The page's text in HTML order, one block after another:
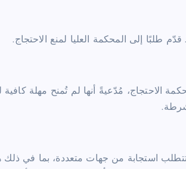
إلى المحكمة العليا لمنع الاحتجاج.
الاحتجاج، مُدّعيةً أنها لم تُمنح مهلة
استجابة من جهات متعددة، بما في ذلك